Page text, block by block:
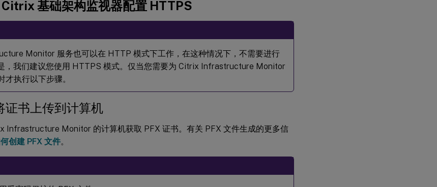
基础架构监视器配置 HTTPS
Monitor 服务也可以在 HTTP 模式下工作，在这种情况下，不需要进行
，我们建议您使用 HTTPS 模式。仅当您需要为 Citrix Infrastructure Monitor
执行以下步骤。
证书上传到计算机
Infrastructure Monitor 的计算机获取 PFX 证书。有关 PFX 文件生成的更多信
创建 PFX 文件。